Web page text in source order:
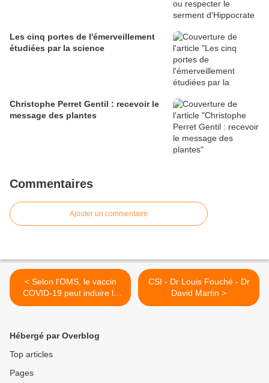
Les cinq portes de l'émerveillement
étudiées par la science
Christophe Perret Gentil : recevoir le
message des plantes
Commentaires
Ajouter un commentaire
< Selon l'OMS, le vaccin
COVID-19 peut induire la
sclérose en plaques
CSI - Dr Louis Fouché - Dr
David Martin >
Hébergé par Overblog
Top articles
Pages